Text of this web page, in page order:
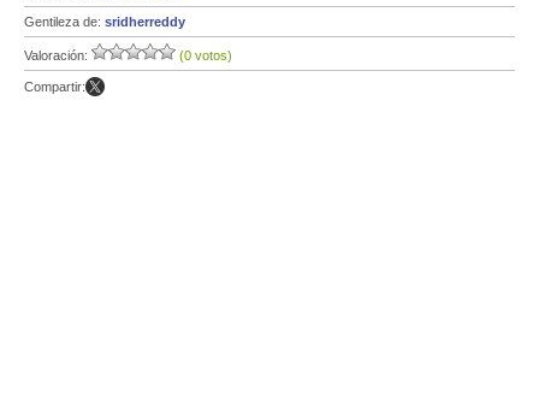
Gentileza de: sridherreddy
Valoración: (0 votos)
Compartir: